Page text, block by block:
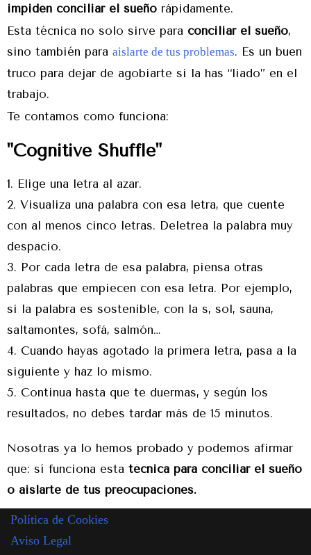
impiden conciliar el sueño rápidamente.
Esta técnica no solo sirve para conciliar el sueño,
sino también para aislarte de tus problemas. Es un buen
truco para dejar de agobiarte si la has “liado” en el
trabajo.
Te contamos como funciona:
"Cognitive Shuffle"
Elige una letra al azar.
Visualiza una palabra con esa letra, que cuente
con al menos cinco letras. Deletrea la palabra muy
despacio.
Por cada letra de esa palabra, piensa otras
palabras que empiecen con esa letra. Por ejemplo,
si la palabra es sostenible, con la s, sol, sauna,
saltamontes, sofá, salmón…
Cuando hayas agotado la primera letra, pasa a la
siguiente y haz lo mismo.
Continua hasta que te duermas, y según los
resultados, no debes tardar más de 15 minutos.
Nosotras ya lo hemos probado y podemos afirmar
que: sí funciona esta técnica para conciliar el sueño
o aislarte de tus preocupaciones.
Política de Cookies
Aviso Legal